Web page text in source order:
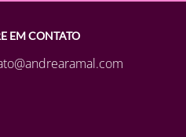
EM CONTATO